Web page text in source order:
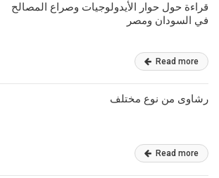
قراءة حول حوار الأيدولوجيات وصراع المصالح
في السودان ومصر
Read more
رشاوى من نوع مختلف
Read more